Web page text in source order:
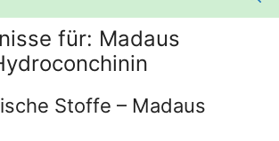
für: Madaus
Stoffe – Madaus